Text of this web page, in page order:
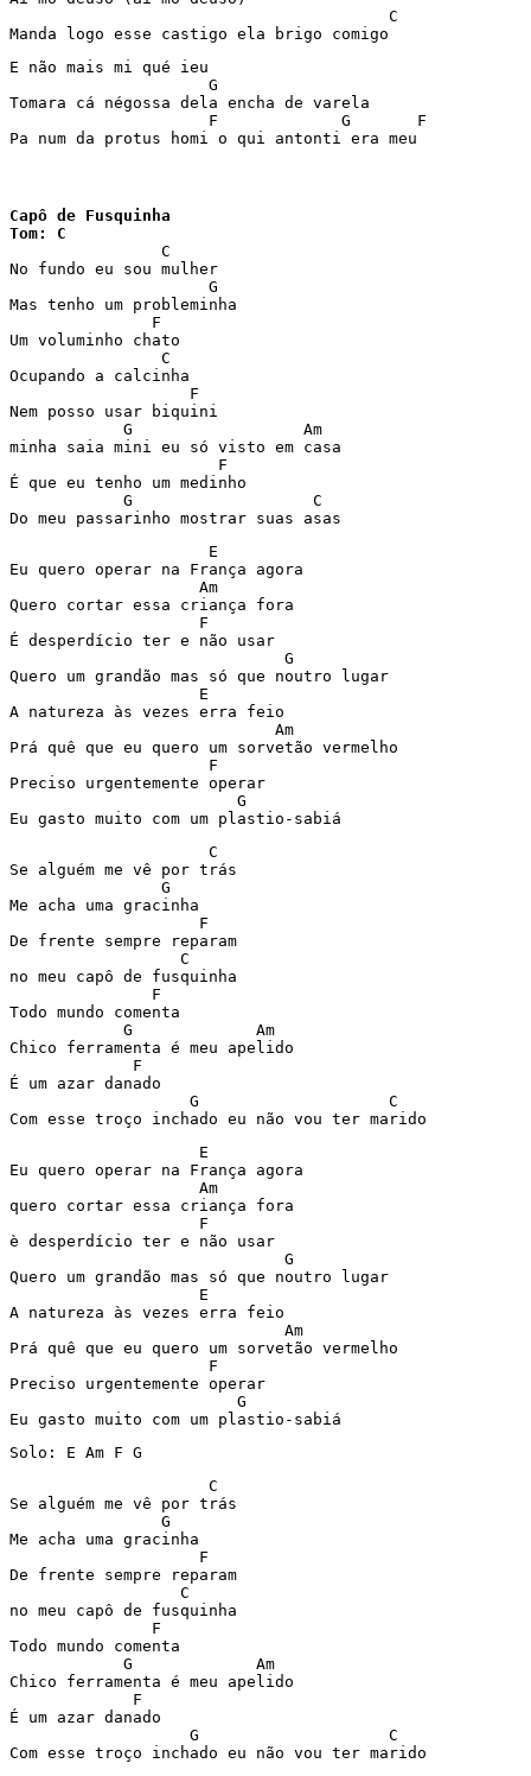
                                        C
Manda logo esse castigo ela brigo comigo
E não mais mi qué ieu
                     G
Tomara cá négossa dela encha de varela
                     F             G       F
Pa num da protus homi o qui antonti era meu
Capô de Fusquinha
Tom: C
No fundo eu sou mulher
                     G
Mas tenho um probleminha
               F
Um voluminho chato
                C
Ocupando a calcinha
                   F
Nem posso usar biquini
            G                  Am
minha saia mini eu só visto em casa
                      F
É que eu tenho um medinho
            G                   C
Do meu passarinho mostrar suas asas
                     E
Eu quero operar na França agora
                    Am
Quero cortar essa criança fora
                    F
É desperdício ter e não usar
                             G
Quero um grandão mas só que noutro lugar
                    E
A natureza às vezes erra feio
                            Am
Prá quê que eu quero um sorvetão vermelho
                     F
Preciso urgentemente operar
                        G
Eu gasto muito com um plastio-sabiá
                     C
Se alguém me vê por trás
                G
Me acha uma gracinha
                    F
De frente sempre reparam
                  C
no meu capô de fusquinha
               F
Todo mundo comenta
            G             Am
Chico ferramenta é meu apelido
             F
É um azar danado
                   G                    C
Com esse troço inchado eu não vou ter marido
                    E
Eu quero operar na França agora
                    Am
quero cortar essa criança fora
                    F
è desperdício ter e não usar
                             G
Quero um grandão mas só que noutro lugar
                    E
A natureza às vezes erra feio
                             Am
Prá quê que eu quero um sorvetão vermelho
                     F
Preciso urgentemente operar
                        G
Eu gasto muito com um plastio-sabiá
Solo: E Am F G
                     C
Se alguém me vê por trás
                G
Me acha uma gracinha
                    F
De frente sempre reparam
                  C
no meu capô de fusquinha
               F
Todo mundo comenta
            G             Am
Chico ferramenta é meu apelido
             F
É um azar danado
                   G                    C
Com esse troço inchado eu não vou ter marido